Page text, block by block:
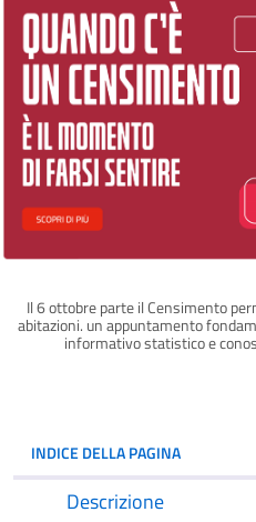
Il 6 ottobre parte il Censimento
abitazioni. un appuntamento
informativo statistico e
INDICE DELLA PAGINA
Descrizione